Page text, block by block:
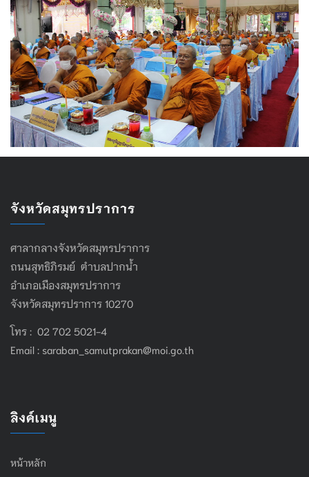
จังหวัดสมุทรปราการ
ศาลากลางจังหวัดสมุทรปราการ
ถนนสุทธิภิรมย์ ตำบลปากน้ำ
อำเภอเมืองสมุทรปราการ
จังหวัดสมุทรปราการ 10270
โทร : 02 702 5021-4
Email : saraban_samutprakan@moi.go.th
ลิงค์เมนู
หน้าหลัก